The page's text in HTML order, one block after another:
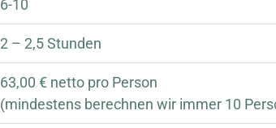
6-10
2 – 2,5 Stunden
63,00 € netto pro Person
(mindestens berechnen wir immer 10